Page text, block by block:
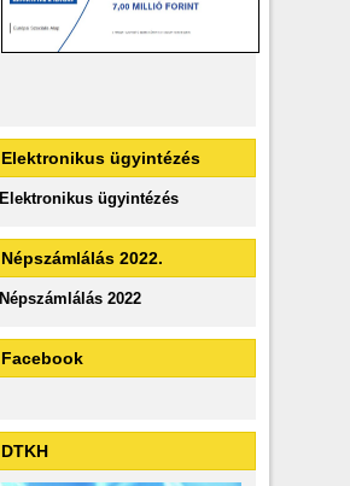
Elektronikus ügyintézés
Elektronikus ügyintézés
Népszámlálás 2022.
Népszámlálás 2022
Facebook
DTKH